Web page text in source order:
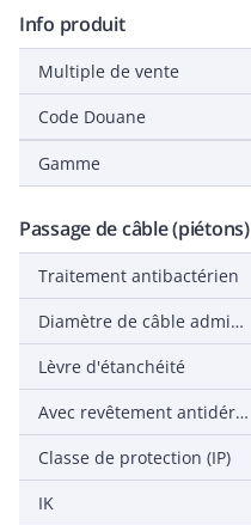
Info produit
Multiple de vente
Code Douane
Gamme
Passage de câble (piétons)
Traitement antibactérien
Diamètre de câble admissible
Lèvre d'étanchéité
Avec revêtement antidérapant
Classe de protection (IP)
IK